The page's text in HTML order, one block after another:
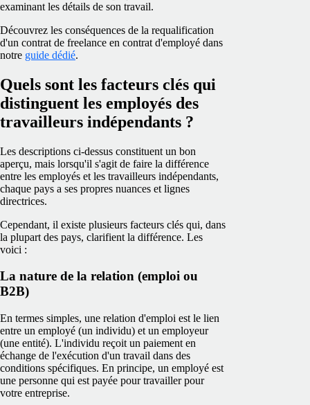
examinant les détails de son travail.
Découvrez les conséquences de la requalification
d'un contrat de freelance en contrat d'employé dans
notre guide dédié.
Quels sont les facteurs clés qui
distinguent les employés des
travailleurs indépendants ?
Les descriptions ci-dessus constituent un bon
aperçu, mais lorsqu'il s'agit de faire la différence
entre les employés et les travailleurs indépendants,
chaque pays a ses propres nuances et lignes
directrices.
Cependant, il existe plusieurs facteurs clés qui, dans
la plupart des pays, clarifient la différence. Les
voici :
La nature de la relation (emploi ou
B2B)
En termes simples, une relation d'emploi est le lien
entre un employé (un individu) et un employeur
(une entité). L'individu reçoit un paiement en
échange de l'exécution d'un travail dans des
conditions spécifiques. En principe, un employé est
une personne qui est payée pour travailler pour
votre entreprise.